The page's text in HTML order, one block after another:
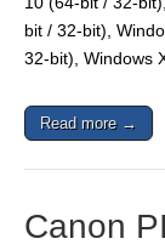
bit / 32-bit),
32-bit), Windows
Read more →
Canon